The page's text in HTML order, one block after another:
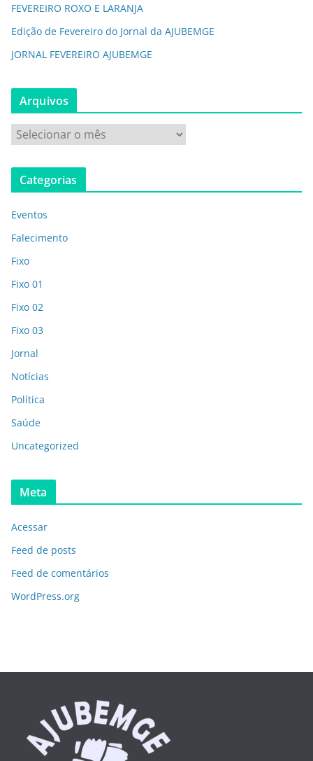
FEVEREIRO ROXO E LARANJA
Edição de Fevereiro do Jornal da AJUBEMGE
JORNAL FEVEREIRO AJUBEMGE
Arquivos
Categorias
Eventos
Falecimento
Fixo
Fixo 01
Fixo 02
Fixo 03
Jornal
Notícias
Política
Saúde
Uncategorized
Meta
Acessar
Feed de posts
Feed de comentários
WordPress.org